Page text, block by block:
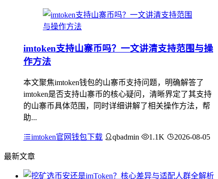
imtoken支持山寨币吗？一文讲清支持范围与操
作方法
本文聚焦imtoken钱包的山寨币支持问题，明确解答了
imtoken是否支持山寨币的核心疑问，清晰界定了其支持
的山寨币具体范围，同时详细讲解了相关操作方法，帮
助...
imtoken官网钱包下载 qbadmin 1.1K 2026-08-05
最新文章